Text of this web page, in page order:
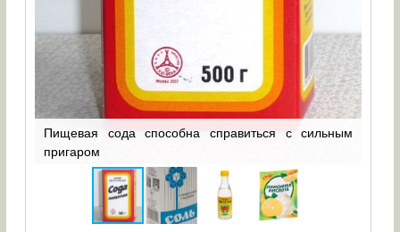
Пищевая сода способна справиться с сильным
пригаром